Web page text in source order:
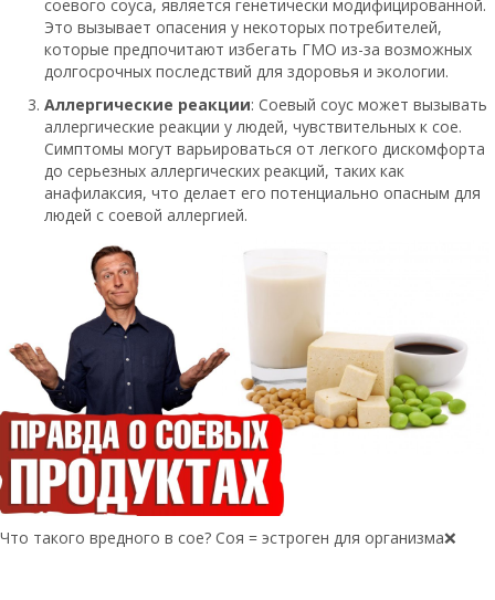
соевого соуса, является генетически модифицированной.
Это вызывает опасения у некоторых потребителей,
которые предпочитают избегать ГМО из-за возможных
долгосрочных последствий для здоровья и экологии.
Аллергические реакции: Соевый соус может вызывать
аллергические реакции у людей, чувствительных к сое.
Симптомы могут варьироваться от легкого дискомфорта
до серьезных аллергических реакций, таких как
анафилаксия, что делает его потенциально опасным для
людей с соевой аллергией.
Что такого вредного в сое? Соя = эстроген для организма❌